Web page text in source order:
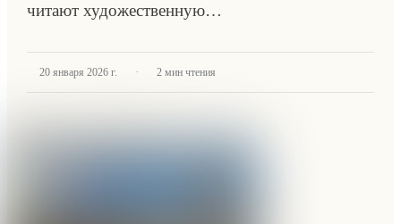
читают художественную…
20 января 2026 г. · 2 мин чтения